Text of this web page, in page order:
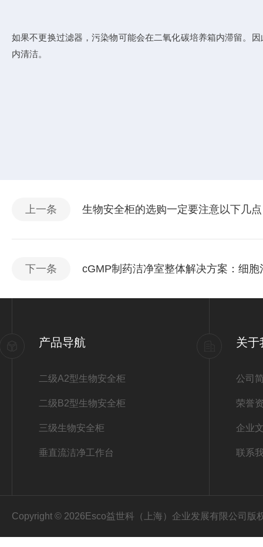
如果不更换过滤器，污染物可能会在二氧化碳培养箱内滞留。
内清洁。
上一条 生物安全柜的选购一定要注意以下几点
下一条 cGMP制药洁净室整体解决方案：细
产品导航
二级A2型生物安全柜
二级B2型生物安全柜
三级生物安全柜
垂直流洁净工作台
关于
公司
荣誉
企业
联系
Copyright © 2026Esco益世科（上海）企业发展有限公司